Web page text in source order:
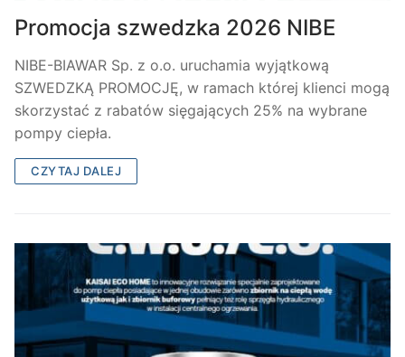
Promocja szwedzka 2026 NIBE
NIBE-BIAWAR Sp. z o.o. uruchamia wyjątkową
SZWEDZKĄ PROMOCJĘ, w ramach której klienci mogą
skorzystać z rabatów sięgających 25% na wybrane
pompy ciepła.
CZYTAJ DALEJ